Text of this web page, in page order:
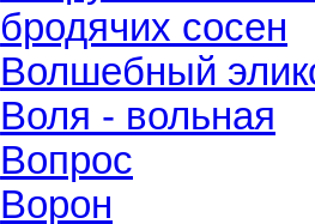
бродячих сосен
Волшебный
Воля - вольная
Вопрос
Ворон